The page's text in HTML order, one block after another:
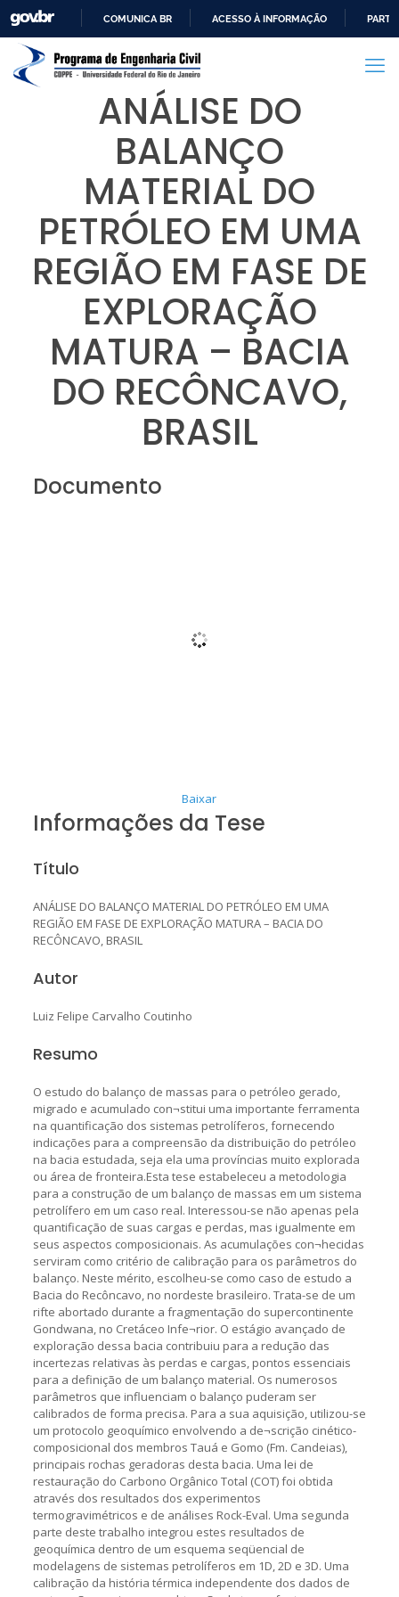
PARA
CONTEÚDO
COMUNICA BR ACESSO À INFORMAÇÃO
ANÁLISE DO
BALANÇO
MATERIAL DO
PETRÓLEO EM UMA
REGIÃO EM FASE DE
EXPLORAÇÃO
MATURA – BACIA
DO RECÔNCAVO,
BRASIL
Documento
Baixar
Informações da Tese
Título
ANÁLISE DO BALANÇO MATERIAL DO PETRÓLEO EM UMA
REGIÃO EM FASE DE EXPLORAÇÃO MATURA – BACIA DO
RECÔNCAVO, BRASIL
Autor
Luiz Felipe Carvalho Coutinho
Resumo
O estudo do balanço de massas para o petróleo gerado,
migrado e acumulado con¬stitui uma importante ferramenta
na quantificação dos sistemas petrolíferos, fornecendo
indicações para a compreensão da distribuição do petróleo
na bacia estudada, seja ela uma províncias muito explorada
ou área de fronteira.Esta tese estabeleceu a metodologia
para a construção de um balanço de massas em um sistema
petrolífero em um caso real. Interessou-se não apenas pela
quantificação de suas cargas e perdas, mas igualmente em
seus aspectos composicionais. As acumulações con¬hecidas
serviram como critério de calibração para os parâmetros do
balanço. Neste mérito, escolheu-se como caso de estudo a
Bacia do Recôncavo, no nordeste brasileiro. Trata-se de um
rifte abortado durante a fragmentação do supercontinente
Gondwana, no Cretáceo Infe¬rior. O estágio avançado de
exploração dessa bacia contribuiu para a redução das
incertezas relativas às perdas e cargas, pontos essenciais
para a definição de um balanço material. Os numerosos
parâmetros que influenciam o balanço puderam ser
calibrados de forma precisa. Para a sua aquisição, utilizou-se
um protocolo geoquímico envolvendo a de¬scrição cinético-
composicional dos membros Tauá e Gomo (Fm. Candeias),
principais rochas geradoras desta bacia. Uma lei de
restauração do Carbono Orgânico Total (COT) foi obtida
através dos resultados dos experimentos
termogravimétricos e de análises Rock-Eval. Uma segunda
parte deste trabalho integrou estes resultados de
geoquímica dentro de um esquema seqüencial de
modelagens de sistemas petrolíferos em 1D, 2D e 3D. Uma
calibração da história térmica independente dos dados de